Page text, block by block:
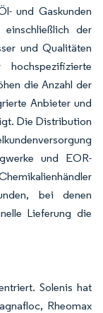
und Gaskunden
der
und Qualitäten
die Anzahl der
Anbieter und
Die Distribution
und EOR-
bei denen
Lieferung die
Solenis hat
Rheomax